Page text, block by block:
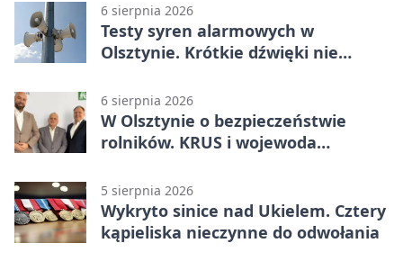
6 sierpnia 2026
Testy syren alarmowych w
Olsztynie. Krótkie dźwięki nie
6 sierpnia 2026
W Olsztynie o bezpieczeństwie
rolników. KRUS i wojewoda
5 sierpnia 2026
Wykryto sinice nad Ukielem. Cztery
kąpieliska nieczynne do odwołania